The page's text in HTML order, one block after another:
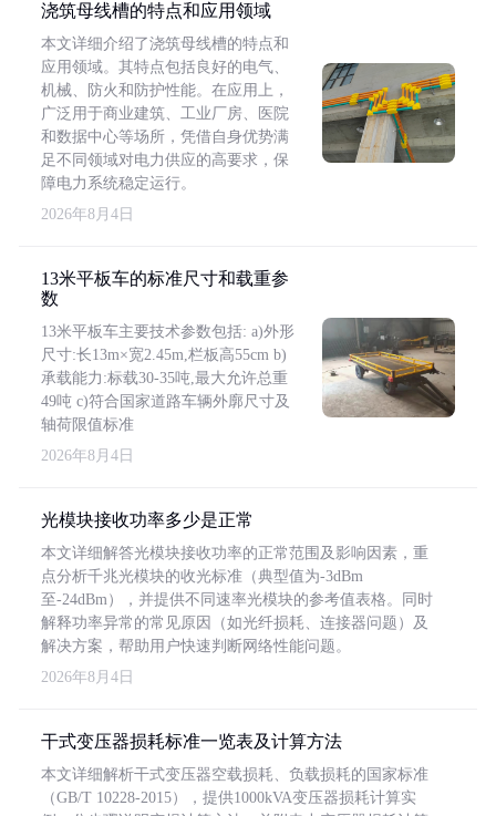
浇筑母线槽的特点和应用领域
本文详细介绍了浇筑母线槽的特点和
应用领域。其特点包括良好的电气、
机械、防火和防护性能。在应用上，
广泛用于商业建筑、工业厂房、医院
和数据中心等场所，凭借自身优势满
足不同领域对电力供应的高要求，保
障电力系统稳定运行。
2026年8月4日
13米平板车的标准尺寸和载重参
数
13米平板车主要技术参数包括: a)外形
尺寸:长13m×宽2.45m,栏板高55cm b)
承载能力:标载30-35吨,最大允许总重
49吨 c)符合国家道路车辆外廓尺寸及
轴荷限值标准
2026年8月4日
光模块接收功率多少是正常
本文详细解答光模块接收功率的正常范围及影响因素，重
点分析千兆光模块的收光标准（典型值为-3dBm
至-24dBm），并提供不同速率光模块的参考值表格。同时
解释功率异常的常见原因（如光纤损耗、连接器问题）及
解决方案，帮助用户快速判断网络性能问题。
2026年8月4日
干式变压器损耗标准一览表及计算方法
本文详细解析干式变压器空载损耗、负载损耗的国家标准
（GB/T 10228-2015），提供1000kVA变压器损耗计算实